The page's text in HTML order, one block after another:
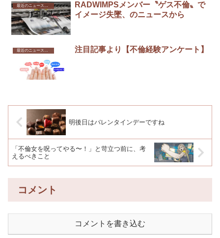
最近のニュースから
RADWIMPSメンバー〝ゲス不倫〟で
イメージ失墜、のニュースから
最近のニュースから 注目記事より【不倫経験アンケート】
明後日はバレンタインデーですね
「不倫女を呪ってやる〜！」と苛立つ前に、考
えるべきこと
コメント
コメントを書き込む